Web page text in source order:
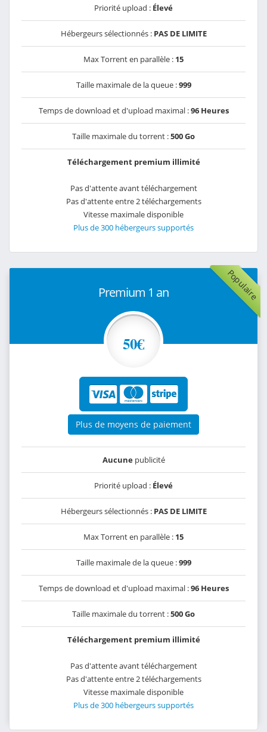
Priorité upload : Élevé
Hébergeurs sélectionnés : PAS DE LIMITE
Max Torrent en parallèle : 15
Taille maximale de la queue :999
Temps de download et d'upload maximal :96 Heures
Taille maximale du torrent :500 Go
Téléchargement premium illimité
Pas d'attente avant téléchargement
Pas d'attente entre 2 téléchargements
Vitesse maximale disponible
Plus de 300 hébergeurs supportés
Populaire
Premium 1 an
50€
Plus de moyens de paiement
Aucunepublicité
Priorité upload : Élevé
Hébergeurs sélectionnés : PAS DE LIMITE
Max Torrent en parallèle : 15
Taille maximale de la queue :999
Temps de download et d'upload maximal :96 Heures
Taille maximale du torrent :500 Go
Téléchargement premium illimité
Pas d'attente avant téléchargement
Pas d'attente entre 2 téléchargements
Vitesse maximale disponible
Plus de 300 hébergeurs supportés